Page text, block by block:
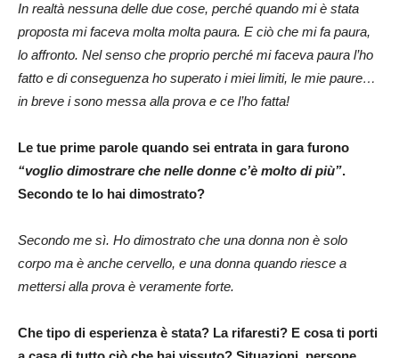
In realtà nessuna delle due cose, perché quando mi è stata
proposta mi faceva molta molta paura. E ciò che mi fa paura,
lo affronto. Nel senso che proprio perché mi faceva paura l’ho
fatto e di conseguenza ho superato i miei limiti, le mie paure…
in breve i sono messa alla prova e ce l’ho fatta!
Le tue prime parole quando sei entrata in gara furono
“voglio dimostrare che nelle donne c’è molto di più”.
Secondo te lo hai dimostrato?
Secondo me sì. Ho dimostrato che una donna non è solo
corpo ma è anche cervello, e una donna quando riesce a
mettersi alla prova è veramente forte.
Che tipo di esperienza è stata? La rifaresti? E cosa ti porti